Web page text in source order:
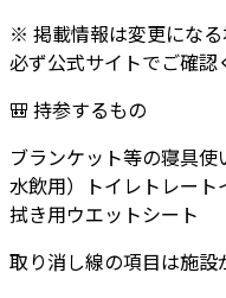
※ 掲載情報は変更にな
必ず公式サイトでご確認
🎒 持参するもの
ブランケット等の寝具使
水飲用）
トイレトレー
拭き用ウエットシート
取り消し線の項目は施設